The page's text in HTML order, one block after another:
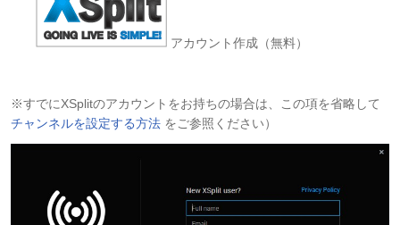
アカウント作成（無料）
※すでにXSplitのアカウントをお持ちの場合は、この項を省略して
チャンネルを設定する方法 をご参照ください）